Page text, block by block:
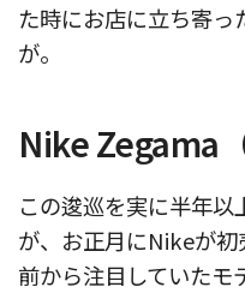
た時にお店に立ち寄っ
が。
Nike Zegama
この逡巡を実に半年
が、お正月にNikeが
前から注目していた